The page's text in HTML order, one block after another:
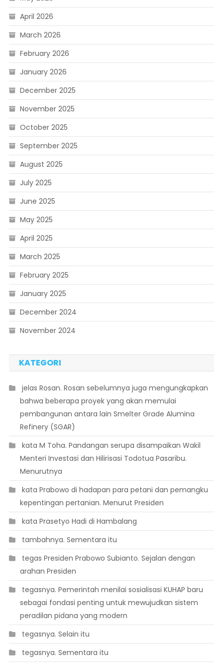
April 2026
March 2026
February 2026
January 2026
December 2025
November 2025
October 2025
September 2025
August 2025
July 2025
June 2025
May 2025
April 2025
March 2025
February 2025
January 2025
December 2024
November 2024
KATEGORI
 jelas Rosan. Rosan sebelumnya juga mengungkapkan
bahwa beberapa proyek yang akan memulai
pembangunan antara lain Smelter Grade Alumina
Refinery (SGAR)
 kata M Toha. Pandangan serupa disampaikan Wakil
Menteri Investasi dan Hilirisasi Todotua Pasaribu.
Menurutnya
 kata Prabowo di hadapan para petani dan pemangku
kepentingan pertanian. Menurut Presiden
 kata Prasetyo Hadi di Hambalang
 tambahnya. Sementara itu
 tegas Presiden Prabowo Subianto. Sejalan dengan
arahan Presiden
 tegasnya. Pemerintah menilai sosialisasi KUHAP baru
sebagai fondasi penting untuk mewujudkan sistem
peradilan pidana yang modern
 tegasnya. Selain itu
 tegasnya. Sementara itu